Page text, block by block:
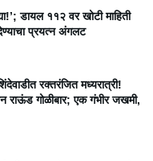
डायल ११२ वर खोटी माहिती
प्रयत्न अंगलट
रक्तरंजित मध्यरात्री!
राऊंड गोळीबार; एक गंभीर जखमी,